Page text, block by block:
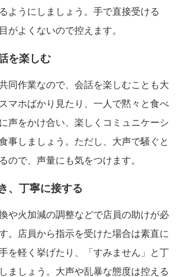
ようにしましょう。手で直接受ける
がよくないので控えます。
を楽しむ
同作業なので、会話を楽しむことも大
マホばかり見たり、一人で黙々と食べ
声をかけ合い、楽しくコミュニケーシ
事しましょう。ただし、大声で騒ぐと
ので、声量にも気をつけます。
、丁寧に接する
や火加減の調整などで店員の助けが必
。店員から指示を受けた場合は素直に
を軽く挙げたり、「すみません」と丁
ましょう。大声や乱暴な態度は控える